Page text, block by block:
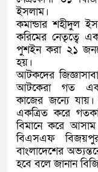
ইসলাম।
কমান্ডার শহীদুল
করিমের নেতৃত্বে
পুশইন করা ২১
হয়।
আটকদের
আটকেরা গত এক
কাজের জন্যে যায়।
একত্রিত করে
বিমানে করে
বিএসএফ
বাংলাদেশের
হবে বলে জানান